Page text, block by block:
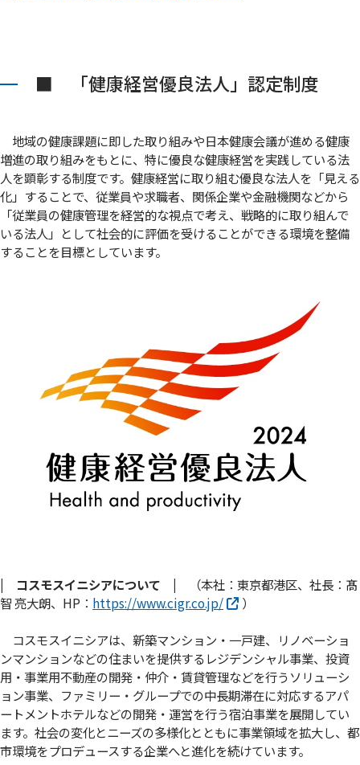
■ 「健康経営優良法人」認定制度
地域の健康課題に即した取り組みや日本健康会議が進める健康
増進の取り組みをもとに、特に優良な健康経営を実践している法
人を顕彰する制度です。健康経営に取り組む優良な法人を「見える
化」することで、従業員や求職者、関係企業や金融機関などから
「従業員の健康管理を経営的な視点で考え、戦略的に取り組んで
いる法人」として社会的に評価を受けることができる環境を整備
することを目標としています。
| コスモスイニシアについて | （本社：東京都港区、社長：髙
智 亮大朗、HP： https://www.cigr.co.jp/ ）
コスモスイニシアは、新築マンション・一戸建、リノベーショ
ンマンションなどの住まいを提供するレジデンシャル事業、投資
用・事業用不動産の開発・仲介・賃貸管理などを行うソリューシ
ョン事業、ファミリー・グループでの中長期滞在に対応するアパ
ートメントホテルなどの開発・運営を行う宿泊事業を展開してい
ます。社会の変化とニーズの多様化とともに事業領域を拡大し、都
市環境をプロデュースする企業へと進化を続けています。